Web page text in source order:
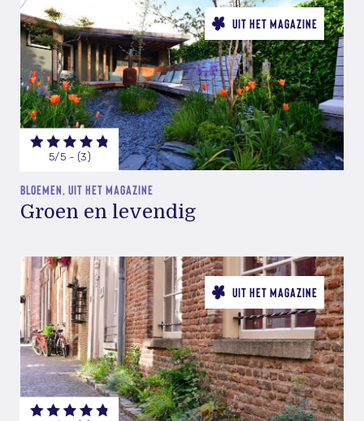
UIT HET MAGAZINE
5/5 - (3)
BLOEMEN, UIT HET MAGAZINE
Groen en levendig
UIT HET MAGAZINE